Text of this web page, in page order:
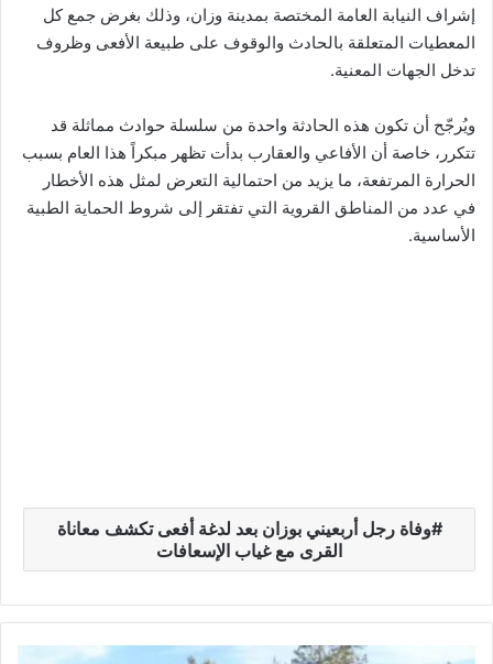
إشراف النيابة العامة المختصة بمدينة وزان، وذلك بغرض جمع كل
المعطيات المتعلقة بالحادث والوقوف على طبيعة الأفعى وظروف
تدخل الجهات المعنية.
ويُرجّح أن تكون هذه الحادثة واحدة من سلسلة حوادث مماثلة قد
تتكرر، خاصة أن الأفاعي والعقارب بدأت تظهر مبكراً هذا العام بسبب
الحرارة المرتفعة، ما يزيد من احتمالية التعرض لمثل هذه الأخطار
في عدد من المناطق القروية التي تفتقر إلى شروط الحماية الطبية
الأساسية.
وفاة رجل أربعيني بوزان بعد لدغة أفعى تكشف معاناة
القرى مع غياب الإسعافات
ت